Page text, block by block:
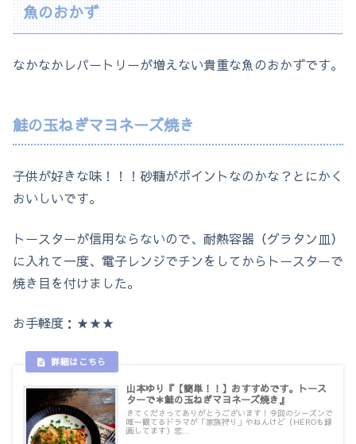
魚のおかず
なかなかレパートリーが増えない貴重な魚のおかずです。
鮭の玉ねぎマヨネーズ焼き
子供が好きな味！！！砂糖がポイントなのかな？とにかく
おいしいです。
トースターが信用ならないので、耐熱容器（グラタン皿）
に入れて一度、電子レンジでチンをしてからトースターで
焼き目を付けました。
お手軽度：★★★
山本ゆり『【簡単！！】おすすめです。トース
ターで＊鮭の玉ねぎマヨネーズ焼き』
きてくださってありがとうございます！今回のシーズンで
唯一観てるドラマが「家族狩り」やねんけど（HEROも録
画してます）恋...